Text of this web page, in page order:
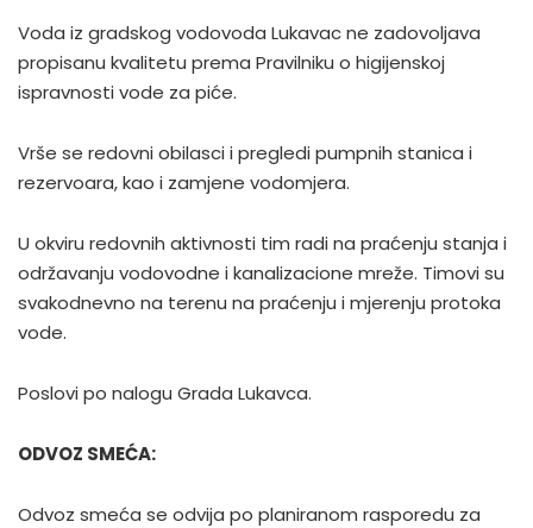
Voda iz gradskog vodovoda Lukavac ne zadovoljava
propisanu kvalitetu prema Pravilniku o higijenskoj
ispravnosti vode za piće.
Vrše se redovni obilasci i pregledi pumpnih stanica i
rezervoara, kao i zamjene vodomjera.
U okviru redovnih aktivnosti tim radi na praćenju stanja i
održavanju vodovodne i kanalizacione mreže. Timovi su
svakodnevno na terenu na praćenju i mjerenju protoka
vode.
Poslovi po nalogu Grada Lukavca.
ODVOZ SMEĆA:
Odvoz smeća se odvija po planiranom rasporedu za